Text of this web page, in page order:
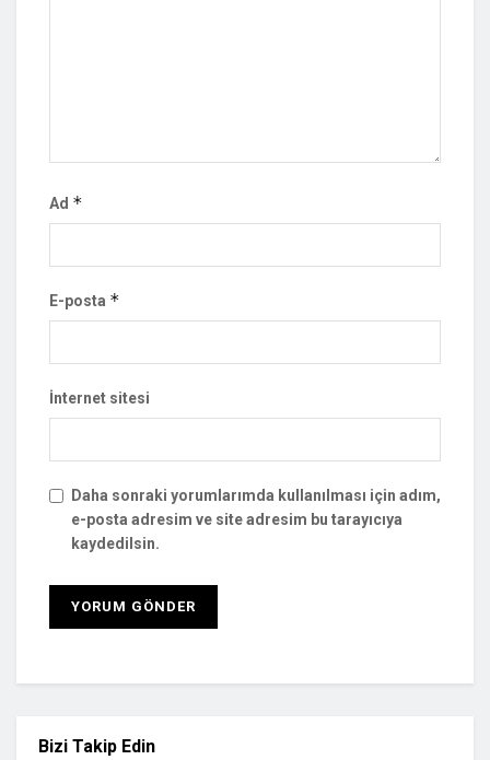
Ad *
E-posta *
İnternet sitesi
Daha sonraki yorumlarımda kullanılması için adım,
e-posta adresim ve site adresim bu tarayıcıya
kaydedilsin.
Bizi Takip Edin